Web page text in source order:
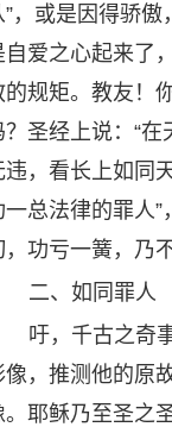
”，或是因得骄
自爱之心起来了
的规矩。教友！
？圣经上说：“
违，看长上如同
一总法律的罪人
，功亏一簧，乃
二、如同罪人
吁，千古之奇
像，推测他的原
。耶稣乃至圣之